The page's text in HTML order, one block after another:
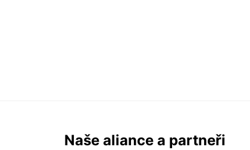
Naše aliance a partneři